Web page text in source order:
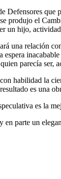
produjo el
hijo,
una relación
parecía ser,
habilidad la
es una
es la
parte un